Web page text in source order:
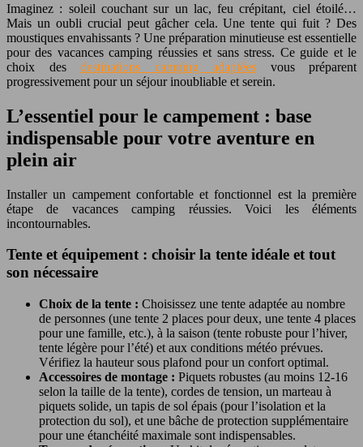
Imaginez : soleil couchant sur un lac, feu crépitant, ciel étoilé…
Mais un oubli crucial peut gâcher cela. Une tente qui fuit ? Des
moustiques envahissants ? Une préparation minutieuse est essentielle
pour des vacances camping réussies et sans stress. Ce guide et le
choix des destinations camping adaptées vous préparent
progressivement pour un séjour inoubliable et serein.
L’essentiel pour le campement : base
indispensable pour votre aventure en
plein air
Installer un campement confortable et fonctionnel est la première
étape de vacances camping réussies. Voici les éléments
incontournables.
Tente et équipement : choisir la tente idéale et tout
son nécessaire
Choix de la tente : Choisissez une tente adaptée au nombre
de personnes (une tente 2 places pour deux, une tente 4 places
pour une famille, etc.), à la saison (tente robuste pour l’hiver,
tente légère pour l’été) et aux conditions météo prévues.
Vérifiez la hauteur sous plafond pour un confort optimal.
Accessoires de montage : Piquets robustes (au moins 12-16
selon la taille de la tente), cordes de tension, un marteau à
piquets solide, un tapis de sol épais (pour l’isolation et la
protection du sol), et une bâche de protection supplémentaire
pour une étanchéité maximale sont indispensables.